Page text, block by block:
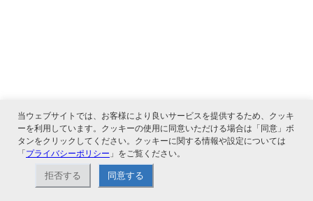
当ウェブサイトでは、お客様により良いサービスを提供するため、クッキ
ーを利用しています。クッキーの使用に同意いただける場合は「同意」ボ
タンをクリックしてください。クッキーに関する情報や設定については
「プライバシーポリシー 」をご覧ください。
拒否する 同意する